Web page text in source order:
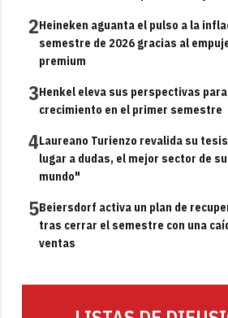
2Heineken aguanta el pulso a la
semestre de 2026 gracias al
premium
3Henkel eleva sus perspectivas
crecimiento en el primer semestre
4Laureano Turienzo revalida su
lugar a dudas, el mejor sector de
mundo"
5Beiersdorf activa un plan de
tras cerrar el semestre con una
ventas